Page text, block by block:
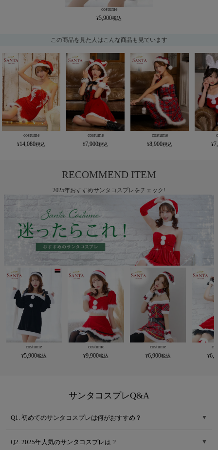
costume
5,900
この商品を見た人はこんな商品も見ています
costume
14,080
costume
7,900
costume
8,900
RECOMMEND ITEM
2025年おすすめサンタコスプレをチェック!
costume
5,900
costume
9,900
costume
6,900
サンタコスプレQ&A
Q1. 初めてのサンタコスプレは何がおすすめ？ ▼
Q2. 2025年人気のサンタコスプレは？ ▼